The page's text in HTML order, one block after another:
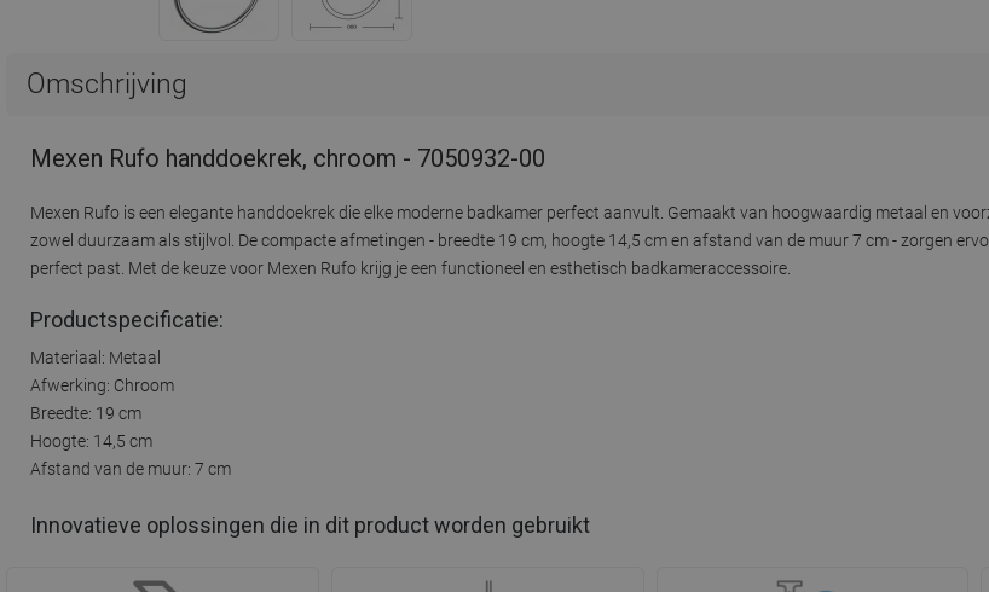
Omschrijving
Mexen Rufo handdoekrek, chroom - 7050932-00
Mexen Rufo is een elegante handdoekrek die elke moderne badkamer perfect aanvult. Gemaakt van hoogwaardig metaal en
zowel duurzaam als stijlvol. De compacte afmetingen - breedte 19 cm, hoogte 14,5 cm en afstand van de muur 7 cm - zorgen
perfect past. Met de keuze voor Mexen Rufo krijg je een functioneel en esthetisch badkameraccessoire.
Productspecificatie:
Materiaal: Metaal
Afwerking: Chroom
Breedte: 19 cm
Hoogte: 14,5 cm
Afstand van de muur: 7 cm
Innovatieve oplossingen die in dit product worden gebruikt